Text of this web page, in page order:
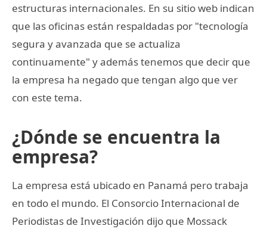
estructuras internacionales. En su sitio web indican
que las oficinas están respaldadas por "tecnología
segura y avanzada que se actualiza
continuamente" y además tenemos que decir que
la empresa ha negado que tengan algo que ver
con este tema.
¿Dónde se encuentra la
empresa?
La empresa está ubicado en Panamá pero trabaja
en todo el mundo. El Consorcio Internacional de
Periodistas de Investigación dijo que Mossack